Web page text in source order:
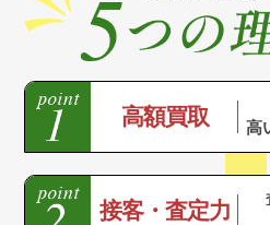
高額買取 高
接客・査定力